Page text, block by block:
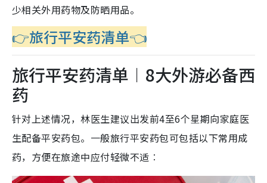
少相关外用药物及防晒用品。
👉旅行平安药清单👈
旅行平安药清单︱8大外游必备西
药
针对上述情况，林医生建议出发前4至6个星期向家庭医
生配备平安药包。一般旅行平安药包可包括以下常用成
药，方便在旅途中应付轻微不适︰